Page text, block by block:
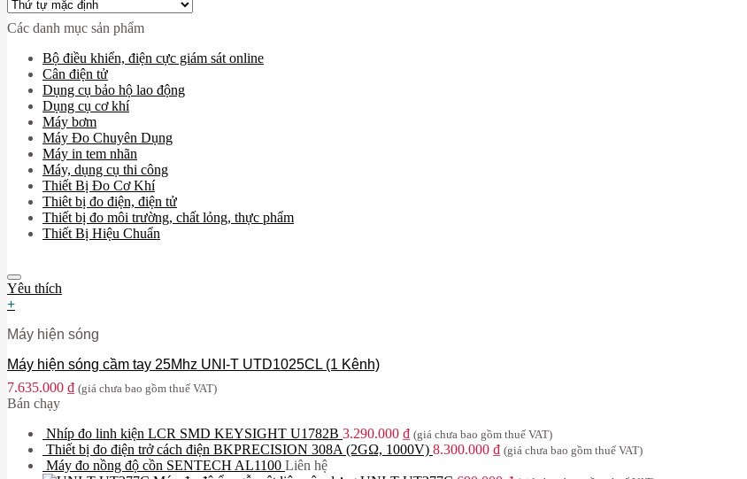
Các danh mục sản phẩm
Bộ điều khiển, điện cực giám sát online
Cân điện tử
Dụng cụ bảo hộ lao động
Dụng cụ cơ khí
Máy bơm
Máy Đo Chuyên Dụng
Máy in tem nhãn
Máy, dụng cụ thi công
Thiết Bị Đo Cơ Khí
Thiêt bị đo điện, điện tử
Thiết bị đo môi trường, chất lỏng, thực phẩm
Thiết Bị Hiệu Chuẩn
Yêu thích
+
Máy hiện sóng
Máy hiện sóng cầm tay 25Mhz UNI-T UTD1025CL (1 Kênh)
7.635.000 ₫ (giá chưa bao gồm thuế VAT)
Bán chạy
Nhíp đo linh kiện LCR SMD KEYSIGHT U1782B 3.290.000 ₫ (giá chưa bao gồm thuế VAT)
Thiết bị đo điện trở cách điện BKPRECISION 308A (2GΩ, 1000V) 8.300.000 ₫ (giá chưa bao gồm thuế VAT)
Máy đo nồng độ cồn SENTECH AL1100 Liên hệ